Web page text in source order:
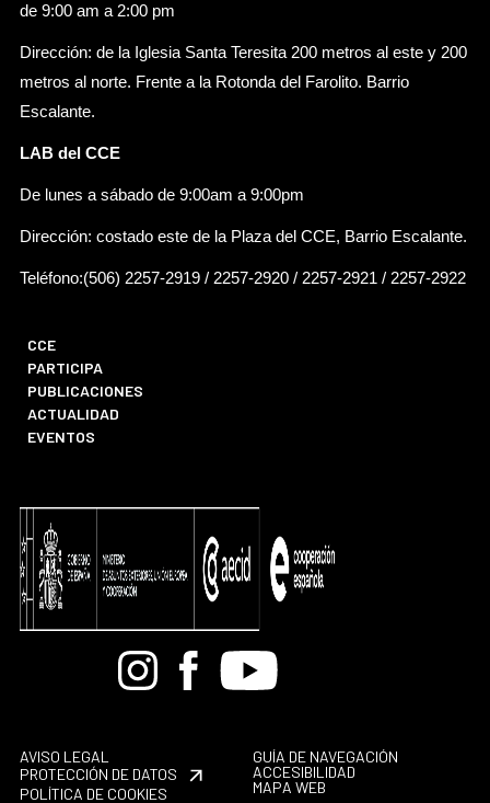
de 9:00 am a 2:00 pm
Dirección: de la Iglesia Santa Teresita 200 metros al este y 200
metros al norte. Frente a la Rotonda del Farolito. Barrio
Escalante.
LAB del CCE
De lunes a sábado de 9:00am a 9:00pm
Dirección: costado este de la Plaza del CCE, Barrio Escalante.
Teléfono:(506) 2257-2919 / 2257-2920 / 2257-2921 / 2257-2922
CCE
PARTICIPA
PUBLICACIONES
ACTUALIDAD
EVENTOS
BandcampInstagramFacebook
Youtube
AVISO LEGAL
PROTECCIÓN DE DATOS
POLÍTICA DE COOKIES
GUÍA DE NAVEGACIÓN
ACCESIBILIDAD
MAPA WEB